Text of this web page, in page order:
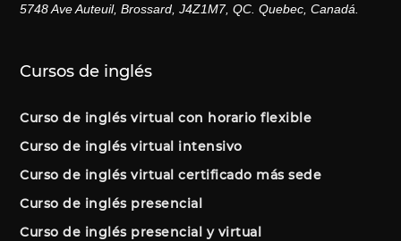
5748 Ave Auteuil, Brossard, J4Z1M7, QC. Quebec, Canadá.
Cursos de inglés
Curso de inglés virtual con horario flexible
Curso de inglés virtual intensivo
Curso de inglés virtual certificado más sede
Curso de inglés presencial
Curso de inglés presencial y virtual